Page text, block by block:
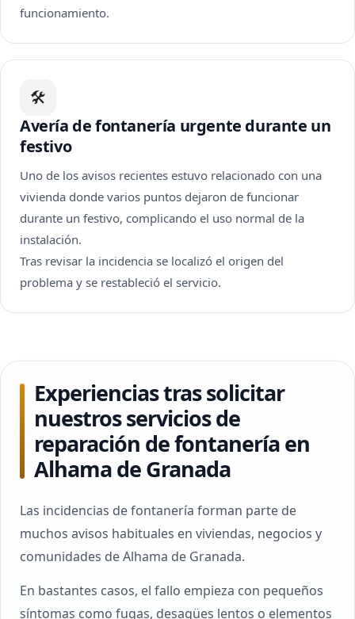
funcionamiento.
🛠
Avería de fontanería urgente durante un
festivo
Uno de los avisos recientes estuvo relacionado con una
vivienda donde varios puntos dejaron de funcionar
durante un festivo, complicando el uso normal de la
instalación.
Tras revisar la incidencia se localizó el origen del
problema y se restableció el servicio.
Experiencias tras solicitar
nuestros servicios de
reparación de fontanería en
Alhama de Granada
Las incidencias de fontanería forman parte de
muchos avisos habituales en viviendas, negocios y
comunidades de Alhama de Granada.
En bastantes casos, el fallo empieza con pequeños
síntomas como fugas, desagües lentos o elementos